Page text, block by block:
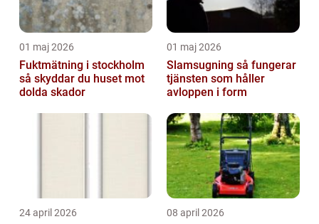
01 maj 2026
Fuktmätning i stockholm
så skyddar du huset mot
dolda skador
01 maj 2026
Slamsugning så fungerar
tjänsten som håller
avloppen i form
24 april 2026 08 april 2026